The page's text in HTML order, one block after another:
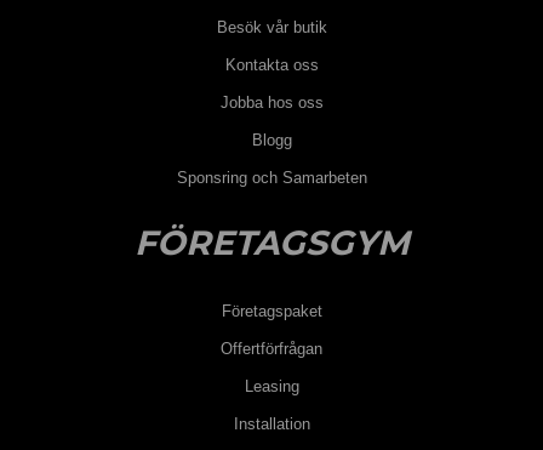
Besök vår butik
Kontakta oss
Jobba hos oss
Blogg
Sponsring och Samarbeten
FÖRETAGSGYM
Företagspaket
Offertförfrågan
Leasing
Installation